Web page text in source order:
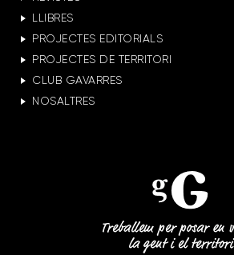
LLIBRES
PROJECTES EDITORIALS
PROJECTES DE TERRITORI
CLUB GAVARRES
NOSALTRES